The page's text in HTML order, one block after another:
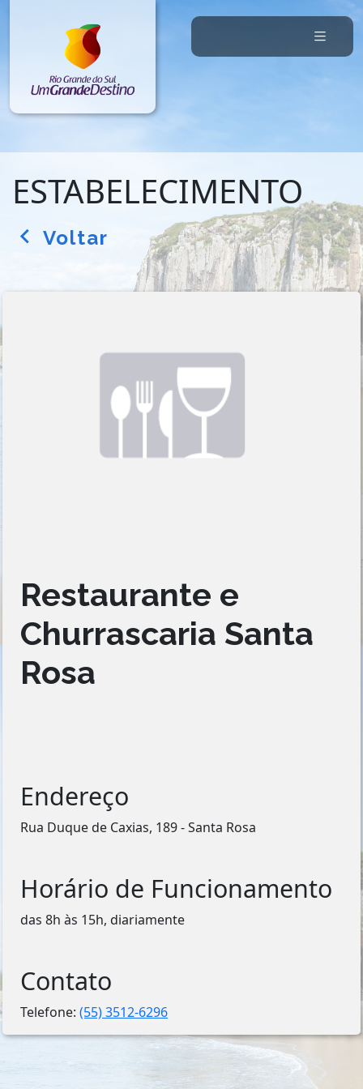
ESTABELECIMENTO
arrow_back_ios Voltar
Restaurante e
Churrascaria Santa
Rosa
Endereço
Rua Duque de Caxias, 189 - Santa Rosa
Horário de Funcionamento
das 8h às 15h, diariamente
Contato
Telefone:(55) 3512-6296